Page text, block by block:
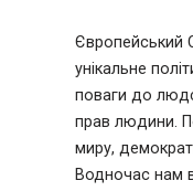
Європейський
унікальне
поваги до
прав людини.
миру,
Водночас нам